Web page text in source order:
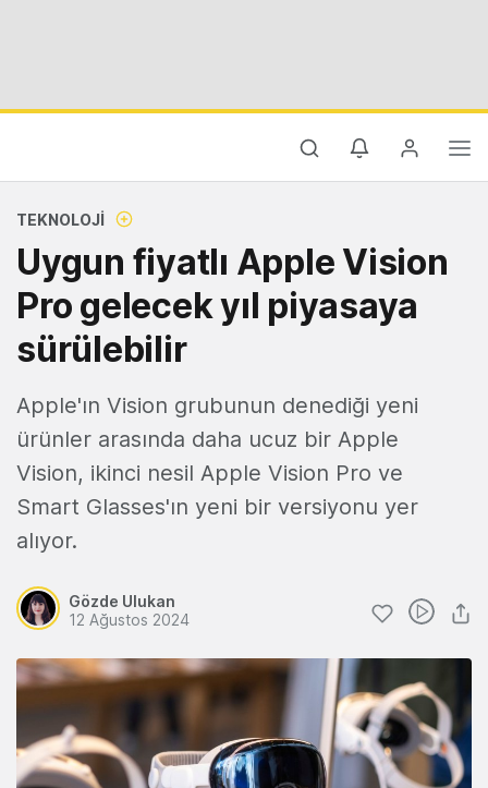
TEKNOLOJI
Uygun fiyatlı Apple Vision
Pro gelecek yıl piyasaya
sürülebilir
Apple'ın Vision grubunun denediği yeni
ürünler arasında daha ucuz bir Apple
Vision, ikinci nesil Apple Vision Pro ve
Smart Glasses'ın yeni bir versiyonu yer
alıyor.
Gözde Ulukan
12 Ağustos 2024